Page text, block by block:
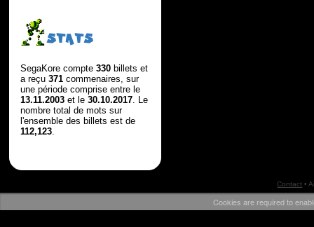
STATS
SegaKore compte 330billets et
a reçu 371commenaires, sur
une période comprise entre le
13.11.2003et le 30.10.2017. Le
nombre total de mots sur
l'ensemble des billets est de
112,123.
Contact •
Cookies are required to